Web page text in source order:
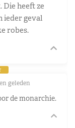
Die heeft ze
ieder geval
robes.
geleden
de monarchie.